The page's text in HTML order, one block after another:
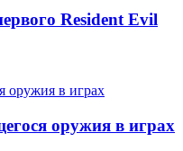
Resident Evil
оружия в играх